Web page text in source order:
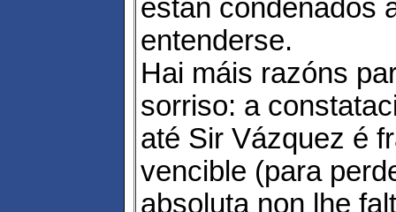
están condenados
entenderse.
Hai máis razóns
sorriso: a
até Sir Vázquez é
vencible (para
absoluta non lhe